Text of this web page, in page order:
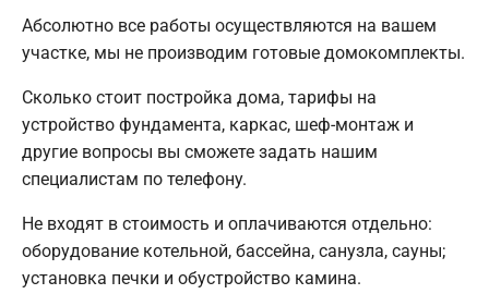
Абсолютно все работы осуществляются на вашем
участке, мы не производим готовые домокомплекты.
Сколько стоит постройка дома, тарифы на
устройство фундамента, каркас, шеф-монтаж и
другие вопросы вы сможете задать нашим
специалистам по телефону.
Не входят в стоимость и оплачиваются отдельно:
оборудование котельной, бассейна, санузла, сауны;
установка печки и обустройство камина.